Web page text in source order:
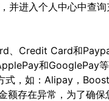
并进入个人中心中查
、Credit Card和
和GooglePay
式，如：Alipay，
额存在异常，为了确